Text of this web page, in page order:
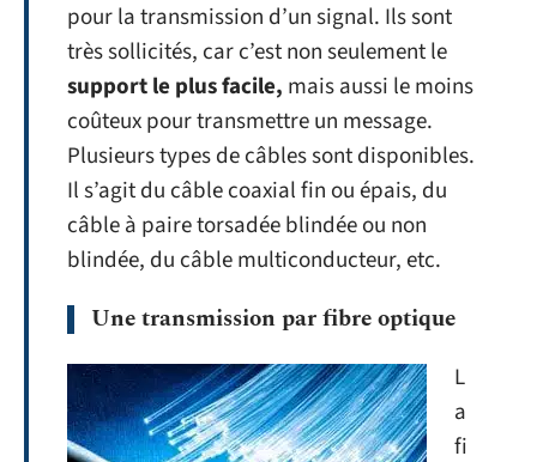
pour la transmission d’un signal. Ils sont
très sollicités, car c’est non seulement le
support le plus facile, mais aussi le moins
coûteux pour transmettre un message.
Plusieurs types de câbles sont disponibles.
Il s’agit du câble coaxial fin ou épais, du
câble à paire torsadée blindée ou non
blindée, du câble multiconducteur, etc.
Une transmission par fibre optique
L
a
fi